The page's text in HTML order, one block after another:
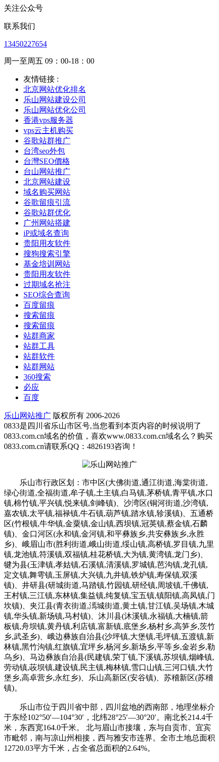
关注公众号
联系我们
13450227654
周一至周五 09：00-18：00
友情链接 :
北京网站优化排名
乐山网站建设公司
乐山网站优化公司
香港vps服务器
vps云主机购买
谷歌站群推广
台湾seo外包
台灣SEO價格
台山网站推广
北京网站建设
域名购买网站
谷歌留痕引流
谷歌站群优化
广州网站搭建
iP或域名查询
贵阳用友软件
搜狗搜索引擎
基金培训网站
贵阳用友软件
过期域名抢注
SEO综合查询
百度留痕
搜索留痕
搜索留痕
站群商家
站群工具
站群软件
站群网站
360搜索
必应
百度
乐山网站推广 版权所有 2006-2026
0833是四川省乐山市区号,当您看到本页内容的时候说明了
0833.com.cn域名的价值，喜欢www.0833.com.cn域名么？购买
0833.com.cn请联系QQ：4826193咨询！
乐山市行政区划：市中区(大佛街道,通江街道,海棠街道,
绿心街道,全福街道,牟子镇,土主镇,白马镇,茅桥镇,青平镇,水口
镇,棉竹镇,平兴镇,悦来镇,剑峰镇)、沙湾区(铜河街道,沙湾镇,
嘉农镇,太平镇,福禄镇,牛石镇,葫芦镇,踏水镇,轸溪镇)、五通桥
区(竹根镇,牛华镇,金粟镇,金山镇,西坝镇,冠英镇,蔡金镇,石麟
镇)、金口河区(永和镇,金河镇,和平彝族乡,共安彝族乡,永胜
乡)、峨眉山市(胜利街道,峨山街道,绥山镇,高桥镇,罗目镇,九里
镇,龙池镇,符溪镇,双福镇,桂花桥镇,大为镇,黄湾镇,龙门乡)、
犍为县(玉津镇,孝姑镇,石溪镇,清溪镇,罗城镇,芭沟镇,龙孔镇,
定文镇,舞雩镇,玉屏镇,大兴镇,九井镇,铁炉镇,寿保镇,双溪
镇)、井研县(研城街道,马踏镇,竹园镇,研经镇,周坡镇,千佛镇,
王村镇,三江镇,东林镇,集益镇,纯复镇,宝五镇,镇阳镇,高凤镇,门
坎镇)、夹江县(青衣街道,漹城街道,黄土镇,甘江镇,吴场镇,木城
镇,华头镇,新场镇,马村镇)、沐川县(沐溪镇,永福镇,大楠镇,箭
板镇,舟坝镇,黄丹镇,利店镇,富新镇,底堡乡,杨村乡,高笋乡,茨竹
乡,武圣乡)、峨边彝族自治县(沙坪镇,大堡镇,毛坪镇,五渡镇,新
林镇,黑竹沟镇,红旗镇,宜坪乡,杨河乡,新场乡,平等乡,金岩乡,勒
乌乡)、马边彝族自治县(民建镇,荣丁镇,下溪镇,苏坝镇,烟峰镇,
劳动镇,荍坝镇,建设镇,民主镇,梅林镇,雪口山镇,三河口镇,大竹
堡乡,高卓营乡,永红乡)、乐山高新区(安谷镇)、苏稽新区(苏稽
镇)。
乐山市位于四川省中部，四川盆地的西南部，地理坐标介
于东经102°50′—104°30′，北纬28°25′—30°20′。南北长214.4千
米，东西宽164.0千米。 北与眉山市接壤，东与自贡市、宜宾
市毗邻，南与凉山州相接，西与雅安市连界。全市土地总面积
12720.03平方千米，占全省总面积的2.64%。